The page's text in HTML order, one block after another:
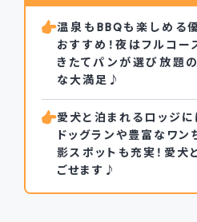
温泉もBBQも楽しめる
おすすめ！夜はフルコ
きたてパンが選び放題
な大満足♪
愛犬と泊まれるロッジ
ドッグランや豊富なワン
影スポットも充実！愛
ごせます♪